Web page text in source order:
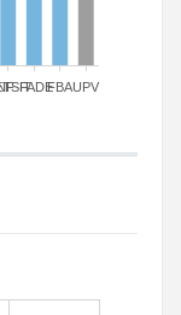
FADEFBAUPV